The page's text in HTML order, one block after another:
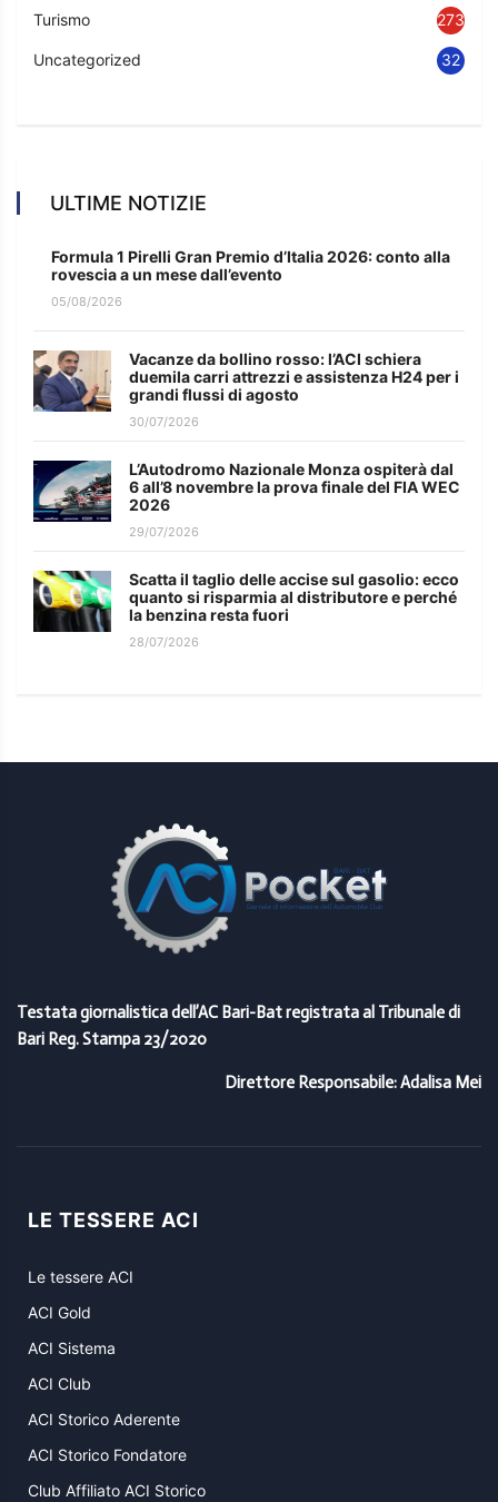
Turismo 273
Uncategorized 32
ULTIME NOTIZIE
Formula 1 Pirelli Gran Premio d’Italia 2026: conto alla
rovescia a un mese dall’evento
05/08/2026
Vacanze da bollino rosso: l’ACI schiera
duemila carri attrezzi e assistenza H24 per i
grandi flussi di agosto
30/07/2026
L’Autodromo Nazionale Monza ospiterà dal
6 all’8 novembre la prova finale del FIA WEC
2026
29/07/2026
Scatta il taglio delle accise sul gasolio: ecco
quanto si risparmia al distributore e perché
la benzina resta fuori
28/07/2026
Testata giornalistica dell’AC Bari-Bat registrata al Tribunale di
Bari Reg. Stampa 23/2020
Direttore Responsabile: Adalisa Mei
LE TESSERE ACI
Le tessere ACI
ACI Gold
ACI Sistema
ACI Club
ACI Storico Aderente
ACI Storico Fondatore
Club Affiliato ACI Storico